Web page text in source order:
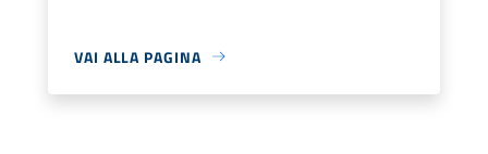
VAI ALLA PAGINA